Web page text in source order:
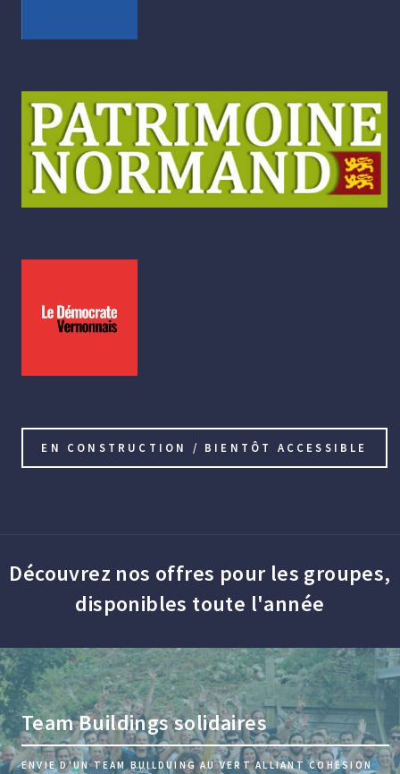
EN CONSTRUCTION / BIENTÔT ACCESSIBLE
Découvrez nos offres pour les groupes,
disponibles toute l'année
Team Buildings solidaires
ENVIE D'UN TEAM BUILDUING AU VERT ALLIANT COHÉSION